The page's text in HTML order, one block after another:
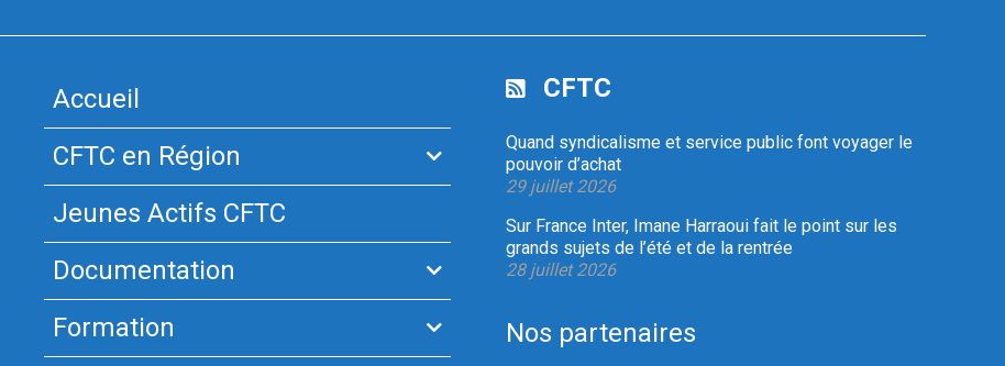
Accueil
CFTC en Région
Jeunes Actifs CFTC
Documentation
Formation
CFTC
Quand syndicalisme et service public font voyager le
pouvoir d’achat
29 juillet 2026
Sur France Inter, Imane Harraoui fait le point sur les
grands sujets de l’été et de la rentrée
28 juillet 2026
Nos partenaires